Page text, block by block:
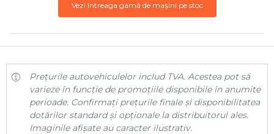
Vezi întreaga gamă de mașini pe stoc
Prețurile autovehiculelor includ TVA. Acestea pot să
varieze în funcție de promoțiile disponibile în anumite
perioade. Confirmați prețurile finale și disponibilitatea
dotărilor standard și opționale la distribuitorul ales.
Imaginile afișate au caracter ilustrativ.